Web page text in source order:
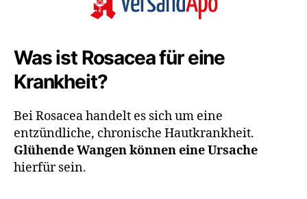
Was ist Rosacea für eine
Krankheit?
Bei Rosacea handelt es sich um eine
entzündliche, chronische Hautkrankheit.
Glühende Wangen können eine Ursache
hierfür sein.